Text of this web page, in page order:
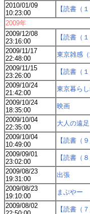
2010/01/09
10:23:00
【読書（
2009年
2009/12/08
23:16:00
【読書（
2009/11/17
22:48:00
東京雑感（
2009/11/15
23:26:00
【読書（
2009/10/24
21:42:00
東京暮ら
2009/10/24
18:35:00
映画
2009/10/04
22:35:00
大人の遠足
2009/10/04
10:49:00
【読書（９
2009/09/01
23:02:00
【読書（
2009/08/23
19:31:00
出張
2009/08/23
19:10:00
まぶやー
2009/08/02
【読書（７